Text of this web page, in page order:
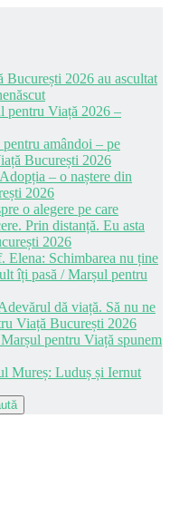
2026 au ascultat
pentru Viață 2026 –
amândoi – pe
București 2026
– o naștere din
2026
o alegere pe care
Prin distanță. Eu asta
2026
Elena: Schimbarea nu ține
îți pasă / Marșul pentru
dă viață. Să nu ne
Viață București 2026
pentru Viață spunem
Mureș: Luduș și Iernut